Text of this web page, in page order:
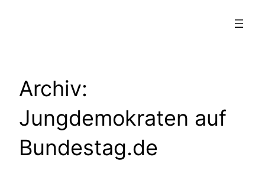
Archiv:
Jungdemokraten auf
Bundestag.de